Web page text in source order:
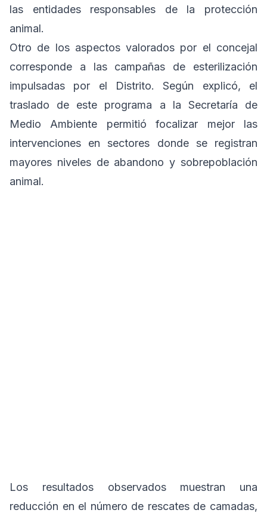
las entidades responsables de la protección
animal.
Otro de los aspectos valorados por el concejal
corresponde a las campañas de esterilización
impulsadas por el Distrito. Según explicó, el
traslado de este programa a la Secretaría de
Medio Ambiente permitió focalizar mejor las
intervenciones en sectores donde se registran
mayores niveles de abandono y sobrepoblación
animal.
Los resultados observados muestran una
reducción en el número de rescates de camadas,